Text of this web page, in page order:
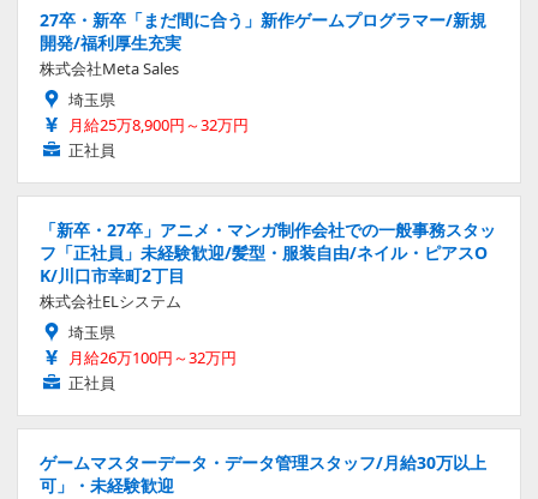
27卒・新卒「まだ間に合う」新作ゲームプログラマー/新規
開発/福利厚生充実
株式会社Meta Sales
埼玉県
月給25万8,900円～32万円
正社員
「新卒・27卒」アニメ・マンガ制作会社での一般事務スタッ
フ「正社員」未経験歓迎/髪型・服装自由/ネイル・ピアスO
K/川口市幸町2丁目
株式会社ELシステム
埼玉県
月給26万100円～32万円
正社員
ゲームマスターデータ・データ管理スタッフ/月給30万以上
可」・未経験歓迎